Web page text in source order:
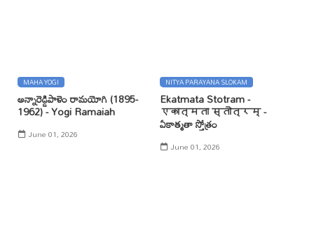
MAHA YOGI
అన్నారెడ్డిపాళెం రామయోగి (1895-
1962) - Yogi Ramaiah
June 01, 2026
NITYA PARAYANA SLOKAM
Ekatmata Stotram -
एकात्मता स्तोत्रम् -
ఏకాత్మతా స్తోత్రం
June 01, 2026